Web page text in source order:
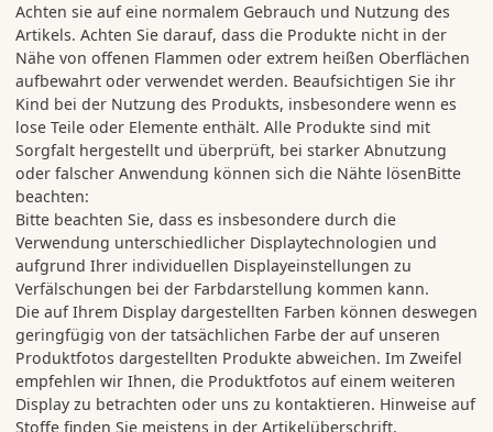
Achten sie auf eine normalem Gebrauch und Nutzung des
Artikels. Achten Sie darauf, dass die Produkte nicht in der
Nähe von offenen Flammen oder extrem heißen Oberflächen
aufbewahrt oder verwendet werden. Beaufsichtigen Sie ihr
Kind bei der Nutzung des Produkts, insbesondere wenn es
lose Teile oder Elemente enthält. Alle Produkte sind mit
Sorgfalt hergestellt und überprüft, bei starker Abnutzung
oder falscher Anwendung können sich die Nähte lösenBitte
beachten:
Bitte beachten Sie, dass es insbesondere durch die
Verwendung unterschiedlicher Displaytechnologien und
aufgrund Ihrer individuellen Displayeinstellungen zu
Verfälschungen bei der Farbdarstellung kommen kann.
Die auf Ihrem Display dargestellten Farben können deswegen
geringfügig von der tatsächlichen Farbe der auf unseren
Produktfotos dargestellten Produkte abweichen. Im Zweifel
empfehlen wir Ihnen, die Produktfotos auf einem weiteren
Display zu betrachten oder uns zu kontaktieren. Hinweise auf